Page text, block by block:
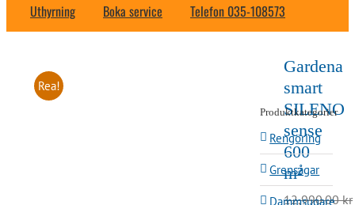
Uthyrning Boka service Telefon 035-108573
Rea!
Gardena
smart
SILENO
sense
600
m²
12,990.00kr
Produktkategorier
Rengöring
Grensågar
Dammsugare